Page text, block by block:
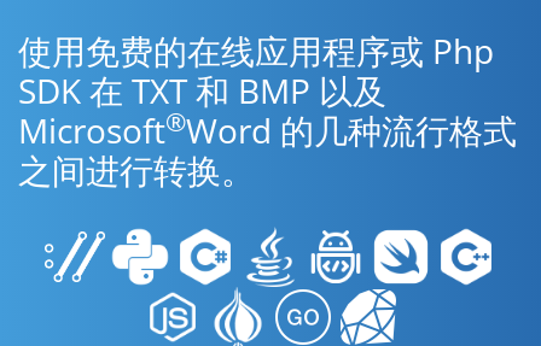
使用免费的在线应用程序或 Php
SDK 在 TXT 和 BMP 以及
Microsoft®Word 的几种流行格式
之间进行转换。